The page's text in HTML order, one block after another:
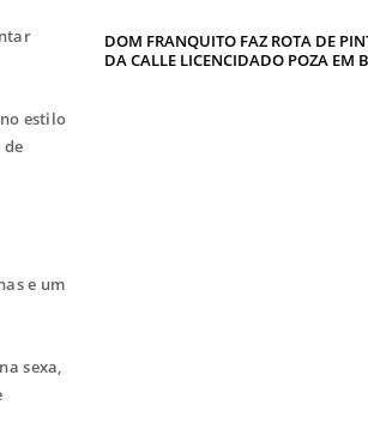
estilo
e um
sexa,
DOM FRANQUITO FAZ ROTA DE
DA CALLE LICENCIDADO POZA EM